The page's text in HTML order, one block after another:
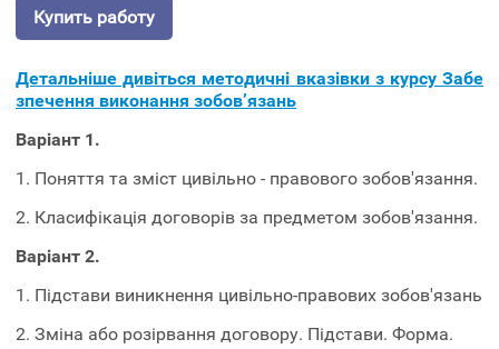
Купить работу
Детальніше дивіться методичні вказівки з курсу Забе
зпечення виконання зобов’язань
Варіант 1.
1. Поняття та зміст цивільно - правового зобов'язання.
2. Класифікація договорів за предметом зобов'язання.
Варіант 2.
1. Підстави виникнення цивільно-правових зобов'язань
2. Зміна або розірвання договору. Підстави. Форма.